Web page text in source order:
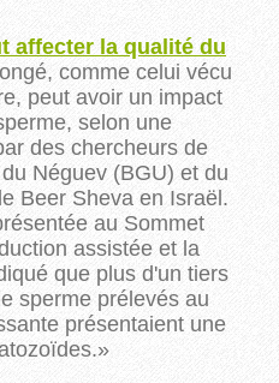
affecter la qualité du
comme celui vécu
peut avoir un impact
selon une
des chercheurs de
Néguev (BGU) et du
Beer Sheva en Israël.
au Sommet
assistée et la
que plus d'un tiers
sperme prélevés au
présentaient une
»